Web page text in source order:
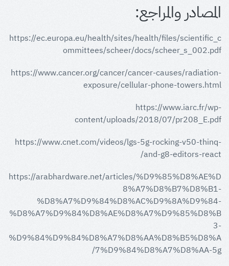
المصادر والمراجع:
https://ec.europa.eu/health/sites/health/files/scientific_c
ommittees/scheer/docs/scheer_s_002.pdf
https://www.cancer.org/cancer/cancer-causes/radiation-
exposure/cellular-phone-towers.html
https://www.iarc.fr/wp-
content/uploads/2018/07/pr208_E.pdf
https://www.cnet.com/videos/lgs-5g-rocking-v50-thinq-
and-g8-editors-react/
https://arabhardware.net/articles/%D9%85%D8%AE%D
8%A7%D8%B7%D8%B1-
%D8%A7%D9%84%D8%AC%D9%8A%D9%84-
%D8%A7%D9%84%D8%AE%D8%A7%D9%85%D8%B
3-
%D9%84%D9%84%D8%A7%D8%AA%D8%B5%D8%A
7%D9%84%D8%A7%D8%AA-5g/